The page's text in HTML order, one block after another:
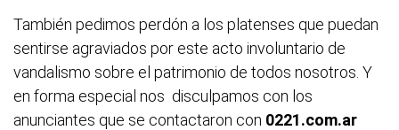
También pedimos perdón a los platenses que puedan
sentirse agraviados por este acto involuntario de
vandalismo sobre el patrimonio de todos nosotros. Y
en forma especial nos disculpamos con los
anunciantes que se contactaron con 0221.com.ar